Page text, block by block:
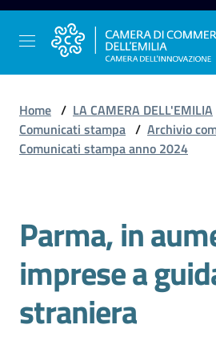
Vai al contenuto
Vai alla navigazione
Vai al footer
Gestire
l'impresa
Home / LA CAMERA DELL'EMILIA
Comunicati stampa / Archivio
Comunicati stampa anno 2024
Salta al contenuto
Parma, in
imprese a
straniera